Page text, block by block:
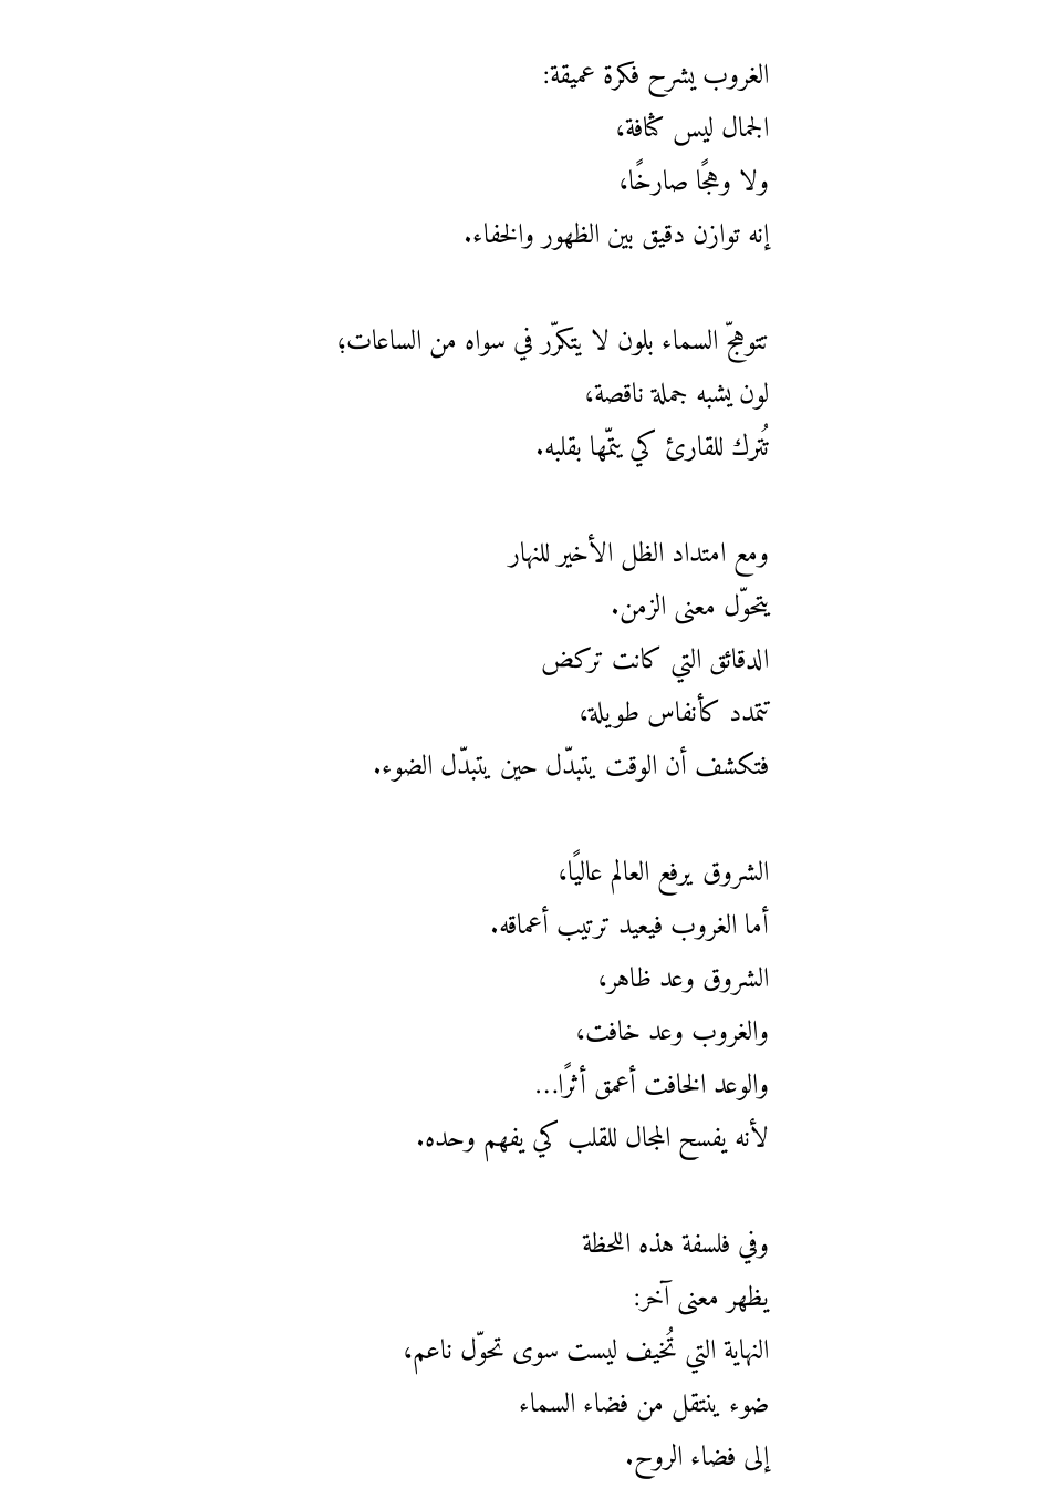
الغروب يشرح فكرة عميقة:
الجمال ليس كثافة،
ولا وهجًا صارخًا،
إنه توازن دقيق بين الظهور والخفاء.
تتوهّج السماء بلون لا يتكرّر في سواه من الساعات؛
لون يشبه جملة ناقصة،
تُترك للقارئ كي يتمّها بقلبه.
ومع امتداد الظل الأخير للنهار
يتحوّل معنى الزمن.
الدقائق التي كانت تركض
تتمدد كأنفاس طويلة،
فتكشف أن الوقت يتبدّل حين يتبدّل الضوء.
الشروق يرفع العالم عاليًا،
أما الغروب فيعيد ترتيب أعماقه.
الشروق وعد ظاهر،
والغروب وعد خافت،
والوعد الخافت أعمق أثرًا…
لأنه يفسح المجال للقلب كي يفهم وحده.
وفي فلسفة هذه اللحظة
يظهر معنى آخر:
النهاية التي تُخيف ليست سوى تحوّل ناعم،
ضوء ينتقل من فضاء السماء
إلى فضاء الروح.